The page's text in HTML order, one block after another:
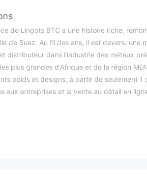
de Lingots BTC a une histoire riche,
de Suez. Au fil des ans, il est devenu une
distributeur dans l'industrie des métaux
plus grandes d'Afrique et de la région
poids et designs, à partir de seulement
aux entreprises et la vente au détail en
Est-ce que BTC est
claires pouvant prouver que BTC est